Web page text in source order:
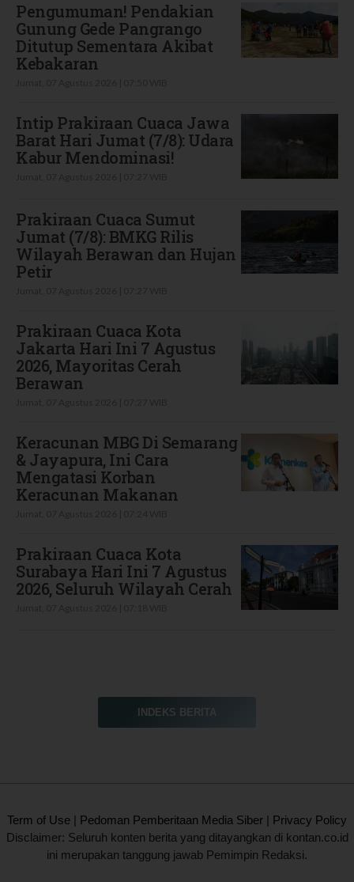
Pengumuman! Pendakian
Gunung Gede Pangrango
Ditutup Sementara Akibat
Kebakaran
Intip Prakiraan Cuaca Jawa
Barat Hari Jumat (7/8): Udara
Kabur Mendominasi!
Prakiraan Cuaca Sumut
Jumat (7/8): BMKG Rilis
Wilayah Berawan dan Hujan
Petir
Prakiraan Cuaca Kota
Jakarta Hari Ini 7 Agustus
2026, Mayoritas Cerah
Berawan
Keracunan MBG Di Semarang
& Jayapura, Ini Cara
Mengatasi Korban
Keracunan Makanan
Prakiraan Cuaca Kota
Surabaya Hari Ini 7 Agustus
2026, Seluruh Wilayah Cerah
INDEKS BERITA
Term of Use | Pedoman Pemberitaan Media Siber | Privacy Policy
Disclaimer: Seluruh konten berita yang ditayangkan di kontan.co.id
ini merupakan tanggung jawab Pemimpin Redaksi.